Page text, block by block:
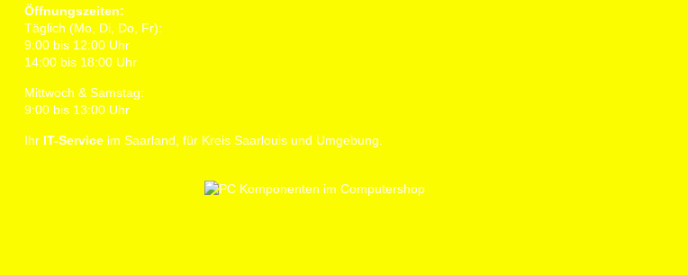
Öffnungszeiten:
Täglich (Mo, Di, Do, Fr):
9:00 bis 12:00 Uhr
14:00 bis 18:00 Uhr
Mittwoch & Samstag:
9:00 bis 13:00 Uhr
Ihr IT-Serviceim Saarland, für Kreis Saarlouis und Umgebung.